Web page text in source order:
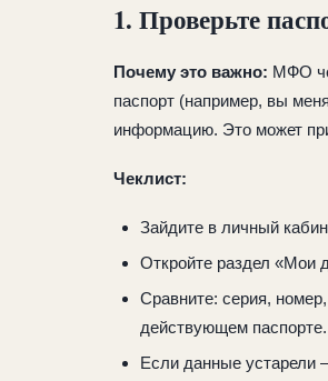
1. Проверьте
Почему это важно: МФО
паспорт (например, вы
информацию. Это может
Чеклист:
Зайдите в личный
Откройте раздел «Мои
Сравните: серия,
действующем паспорте.
Если данные устарели